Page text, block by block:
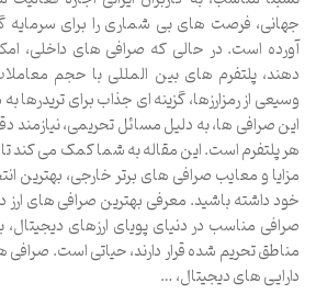
جهانی، فرصت های بی شماری را برای
آورده است. در حالی که صرافی های داخلی،
دهند، پلتفرم های بین المللی با حجم معاملات
وسیعی از رمزارزها، گزینه ای جذاب برای
این صرافی ها، به دلیل مسائل تحریمی،
هر پلتفرم است. این مقاله به شما کمک می کند
مزایا و معایب صرافی های برتر خارجی، بهترین
خود داشته باشید. معرفی بهترین صرافی های
صرافی مناسب در دنیای پویای ارزهای دیجیتال،
مناطق تحریم شده قرار دارند، حیاتی است.
دارایی های دیجیتال، …